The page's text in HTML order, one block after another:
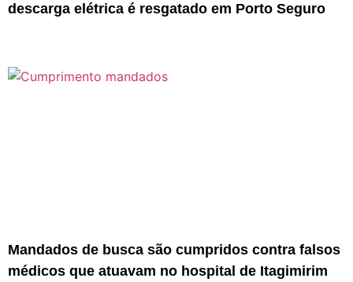
descarga elétrica é resgatado em Porto Seguro
Mandados de busca são cumpridos contra falsos
médicos que atuavam no hospital de Itagimirim